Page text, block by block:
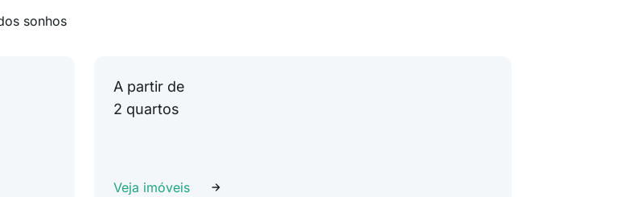
sonhos
A partir de
2 quartos
Veja imóveis